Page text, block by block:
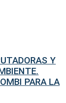
Y
PARA LA